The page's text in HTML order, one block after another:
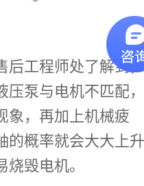
后工程师处了解到，
压泵与电机不匹配，
象，再加上机械疲
的概率就会大大上升
毁电机。